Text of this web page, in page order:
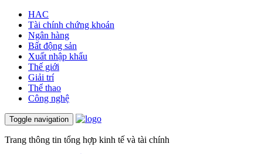
HAC
Tài chính chứng khoán
Ngân hàng
Bất động sản
Xuất nhập khẩu
Thế giới
Giải trí
Thể thao
Công nghệ
Toggle navigation
Trang thông tin tổng hợp kinh tế và tài chính